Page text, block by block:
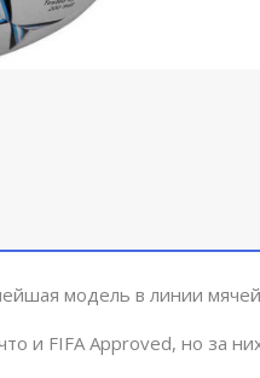
модель в линии
и FIFA Approved, но за